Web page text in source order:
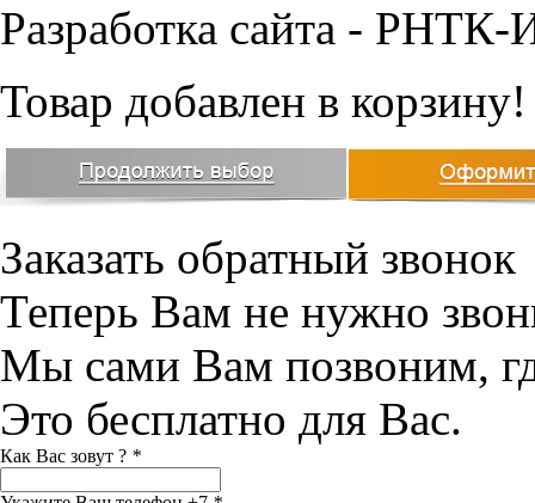
Разработка сайта - РНТК-
Товар добавлен в корзину!
Заказать обратный звонок
Теперь Вам не нужно
Мы сами Вам позвоним,
Это бесплатно для Вас.
Как Вас зовут ? *